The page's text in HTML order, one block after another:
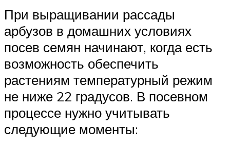
При выращивании рассады
арбузов в домашних условиях
посев семян начинают, когда есть
возможность обеспечить
растениям температурный режим
не ниже 22 градусов. В посевном
процессе нужно учитывать
следующие моменты: